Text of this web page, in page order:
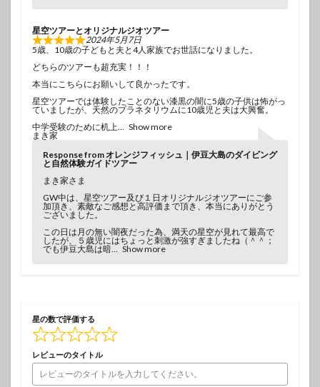
星空ツアーとオリジナルジオツアー
2024年5月7日
5歳、10歳の子どもと夫と4人家族でお世話になりました。
どちらのツアーも超充実！！！
本当にこちらにお願いして良かったです。
星空ツアーでは体験したことのない漆黒の闇に5歳の子供は怖がっ
ていましたが、天然のプラネタリウムに10歳児と夫は大興奮。
中学受験のために机上
Show more
まき家
Response from オレンジフィッシュ｜伊豆大島のダイビング
と自然体験ガイドツアー
まき家さま
GW中は、星空ツアー及び１日オリジナルジオツアーにご参
加頂き、素敵なご感想と高評価まで頂き、本当にありがとう
ございました。
この日は月の無い闇夜だった為、満天の星空が見れて最高で
したが、５歳児にはちょっと刺激が強すぎましたね（＾＾；
でも伊豆大島は暗
Show more
星の数で評価する
レビューのタイトル